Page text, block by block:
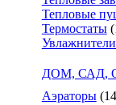
Тепловые
Термостаты
ДОМ, САД,
Аэраторы